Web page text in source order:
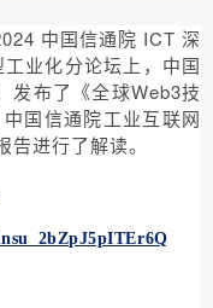
中国信通院 ICT 深
业化分论坛上，中国
发布了《全球Web3技
国信通院工业互联网
进行了解读。